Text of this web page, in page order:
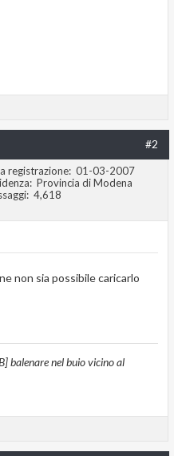
#2
registrazione 01-03-2007
Provincia di Modena
4,618
non sia possibile caricarlo
balenare nel buio vicino al